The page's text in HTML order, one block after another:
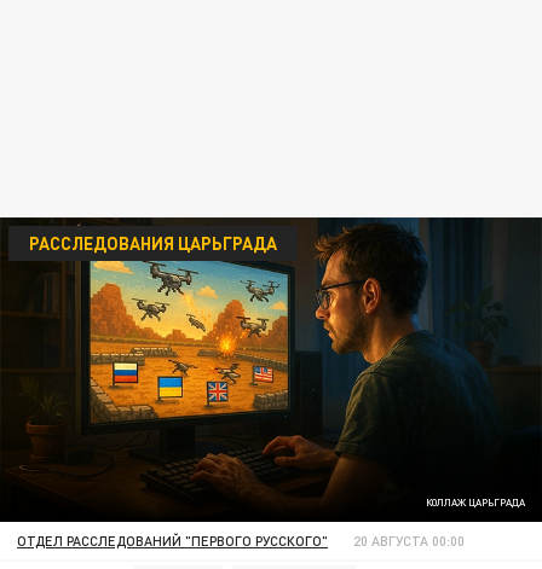
КОЛЛАЖ ЦАРЬГРАДА
РАССЛЕДОВАНИЯ ЦАРЬГРАДА
ОТДЕЛ РАССЛЕДОВАНИЙ "ПЕРВОГО РУССКОГО" 20 АВГУСТА 00:00